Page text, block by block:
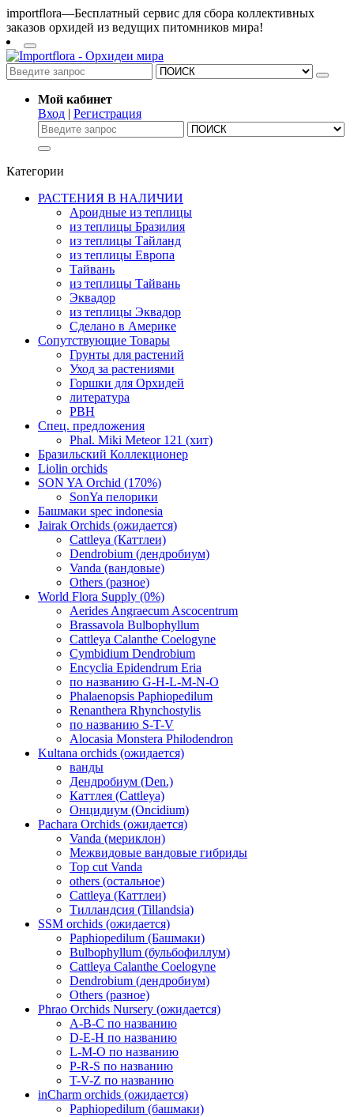
importflora—Бесплатный сервис для сбора коллективных
заказов орхидей из ведущих питомников мира!
Мой кабинет
Вход | Регистрация
Категории
РАСТЕНИЯ В НАЛИЧИИ
Ароидные из теплицы
из теплицы Бразилия
из теплицы Тайланд
из теплицы Европа
Тайвань
из теплицы Тайвань
Эквадор
из теплицы Эквадор
Сделано в Америке
Сопутствующие Товары
Грунты для растений
Уход за растениями
Горшки для Орхидей
литература
РВН
Спец. предложения
Phal. Miki Meteor 121 (хит)
Бразильский Коллекционер
Liolin orchids
SON YA Orchid (170%)
SonYa пелорики
Башмаки spec indonesia
Jairak Orchids (ожидается)
Cattleya (Каттлеи)
Dendrobium (дендробиум)
Vanda (вандовые)
Others (разное)
World Flora Supply (0%)
Aerides Angraecum Ascocentrum
Brassavola Bulbophyllum
Cattleya Calanthe Coelogyne
Cymbidium Dendrobium
Encyclia Epidendrum Eria
по названию G-H-L-M-N-O
Phalaenopsis Paphiopedilum
Renanthera Rhynchostylis
по названию S-T-V
Alocasia Monstera Philodendron
Kultana orchids (ожидается)
ванды
Дендробиум (Den.)
Каттлея (Cattleya)
Онцидиум (Oncidium)
Pachara Orchids (ожидается)
Vanda (мериклон)
Межвидовые вандовые гибриды
Top cut Vanda
others (остальное)
Cattleya (Каттлеи)
Тилландсия (Tillandsia)
SSM orchids (ожидается)
Paphiopedilum (Башмаки)
Bulbophyllum (бульбофиллум)
Cattleya Calanthe Coelogyne
Dendrobium (дендробиум)
Others (разное)
Phrao Orchids Nursery (ожидается)
A-B-C по названию
D-E-H по названию
L-M-O по названию
P-R-S по названию
T-V-Z по названию
inCharm orchids (ожидается)
Paphiopedilum (башмаки)